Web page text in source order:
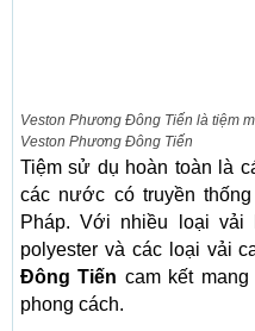
Veston Phương Đông Tiến là tiệm
Veston Phương Đông Tiến
Tiệm sử dụ hoàn toàn là
các nước có truyền
Pháp. Với nhiều loại vải
polyester và các loại vải
Đông Tiến cam kết
phong cách.